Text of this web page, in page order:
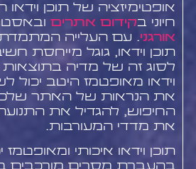
אופטימיזציה של תוכן
חיוני בקידום אתרים
אורגני. עם העלייה המתמדת
תוכן וידאו, גוגל מייחסת
לסוג זה של מדיה
וידאו מאופטמז היטב
את הנראות של האתר
החיפוש, להגדיל את
את מדדי המעורבות.
תוכן וידאו איכותי ומאופטמז